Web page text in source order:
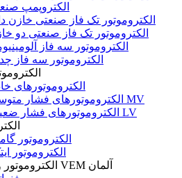
الکتروپمپ
الکتروموتور تک فاز صنعتی خازن
الکتروموتور تک فاز صنعتی دو
الکتروموتور سه فاز
الکتروموتور سه فاز
الکتروموتورهای
الکتروموتورهای فشار متوسط MV
الکتروموتورهای فشار ضعیف LV
الکتروموتور
الکتروموتور
الکتروموتور وی ای ام VEM آلمان